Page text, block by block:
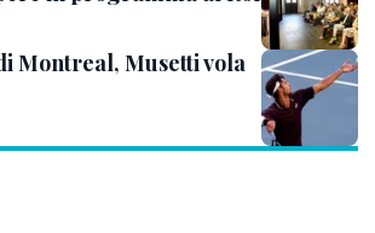
Montreal, Musetti vola